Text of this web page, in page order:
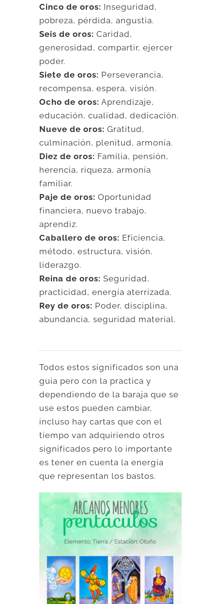
Cinco de oros: Inseguridad,
pobreza, pérdida, angustia.
Seis de oros: Caridad,
generosidad, compartir, ejercer
poder.
Siete de oros: Perseverancia,
recompensa, espera, visión.
Ocho de oros: Aprendizaje,
educación, cualidad, dedicación.
Nueve de oros: Gratitud,
culminación, plenitud, armonía.
Diez de oros: Familia, pensión,
herencia, riqueza, armonía
familiar.
Paje de oros: Oportunidad
financiera, nuevo trabajo,
aprendiz.
Caballero de oros: Eficiencia,
método, estructura, visión,
liderazgo.
Reina de oros: Seguridad,
practicidad, energía aterrizada.
Rey de oros: Poder, disciplina,
abundancia, seguridad material.
Todos estos significados son una
guía pero con la practica y
dependiendo de la baraja que se
use estos pueden cambiar,
incluso hay cartas que con el
tiempo van adquiriendo otros
significados pero lo importante
es tener en cuenta la energía
que representan los bastos.